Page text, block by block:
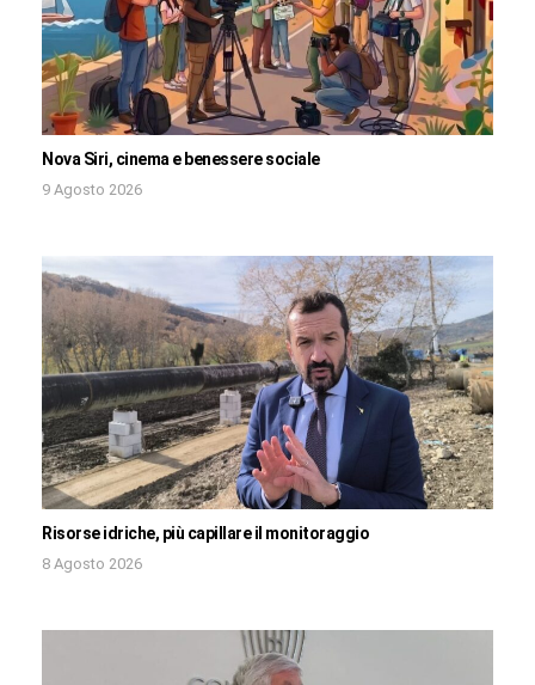
Nova Siri, cinema e benessere sociale
9 Agosto 2026
Risorse idriche, più capillare il monitoraggio
8 Agosto 2026